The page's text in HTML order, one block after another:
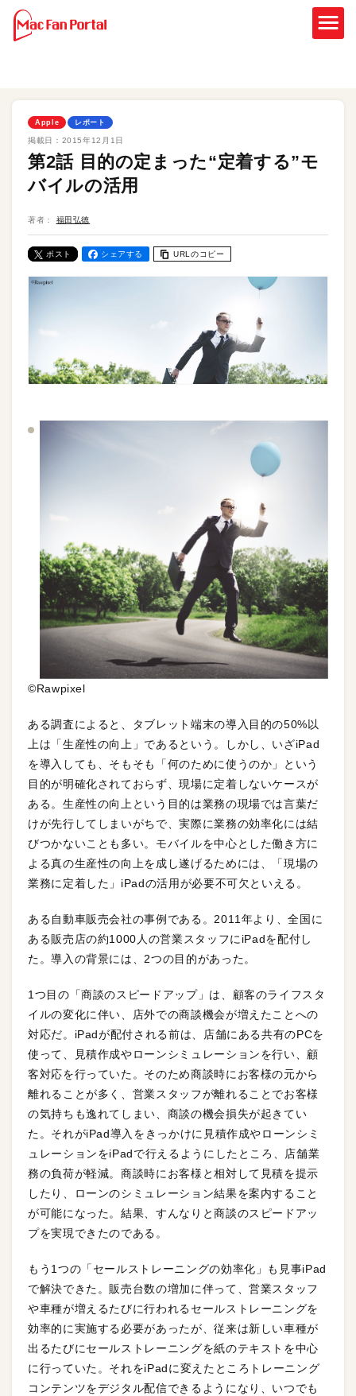
Apple レポート
掲載日： 2015年12月1日
第2話 目的の定まった“定着する”モ
バイルの活用
著者： 福田弘徳
ポスト シェアする URLのコピー
©Rawpixel
ある調査によると、タブレット端末の導入目的の50%以
上は「生産性の向上」であるという。しかし、いざiPad
を導入しても、そもそも「何のために使うのか」という
目的が明確化されておらず、現場に定着しないケースが
ある。生産性の向上という目的は業務の現場では言葉だ
けが先行してしまいがちで、実際に業務の効率化には結
びつかないことも多い。モバイルを中心とした働き方に
よる真の生産性の向上を成し遂げるためには、「現場の
業務に定着した」iPadの活用が必要不可欠といえる。
ある自動車販売会社の事例である。2011年より、全国に
ある販売店の約1000人の営業スタッフにiPadを配付し
た。導入の背景には、2つの目的があった。
1つ目の「商談のスピードアップ」は、顧客のライフスタ
イルの変化に伴い、店外での商談機会が増えたことへの
対応だ。iPadが配付される前は、店舗にある共有のPCを
使って、見積作成やローンシミュレーションを行い、顧
客対応を行っていた。そのため商談時にお客様の元から
離れることが多く、営業スタッフが離れることでお客様
の気持ちも逸れてしまい、商談の機会損失が起きてい
た。それがiPad導入をきっかけに見積作成やローンシミ
ュレーションをiPadで行えるようにしたところ、店舗業
務の負荷が軽減。商談時にお客様と相対して見積を提示
したり、ローンのシミュレーション結果を案内すること
が可能になった。結果、すんなりと商談のスピードアッ
プを実現できたのである。
もう1つの「セールストレーニングの効率化」も見事iPad
で解決できた。販売台数の増加に伴って、営業スタッフ
や車種が増えるたびに行われるセールストレーニングを
効率的に実施する必要があったが、従来は新しい車種が
出るたびにセールストレーニングを紙のテキストを中心
に行っていた。それをiPadに変えたところトレーニング
コンテンツをデジタル配信できるようになり、いつでも